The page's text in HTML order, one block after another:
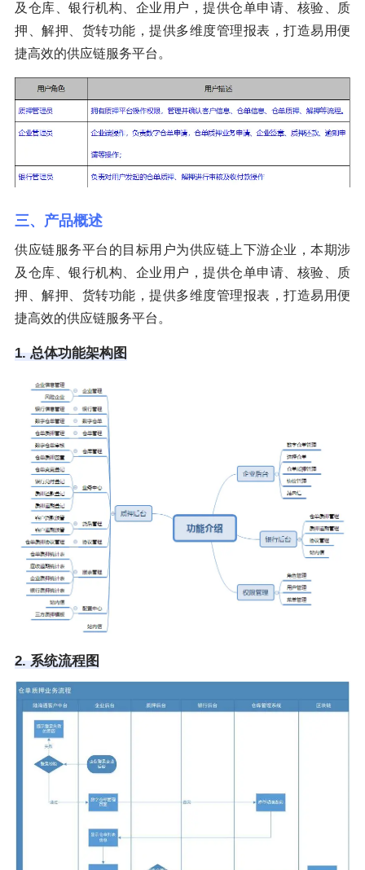
及仓库、银行机构、企业用户，提供仓单申请、核验、质
押、解押、货转功能，提供多维度管理报表，打造易用便
捷高效的供应链服务平台。
三、产品概述
供应链服务平台的目标用户为供应链上下游企业，本期涉
及仓库、银行机构、企业用户，提供仓单申请、核验、质
押、解押、货转功能，提供多维度管理报表，打造易用便
捷高效的供应链服务平台。
1. 总体功能架构图
2. 系统流程图